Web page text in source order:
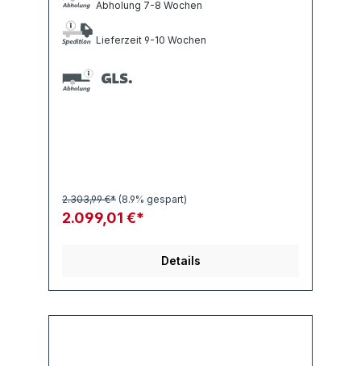
Abholung 7-8 Wochen
Lieferzeit 9-10 Wochen
2.099,01 €*
2.303,99 €* (8.9% gespart)
Details